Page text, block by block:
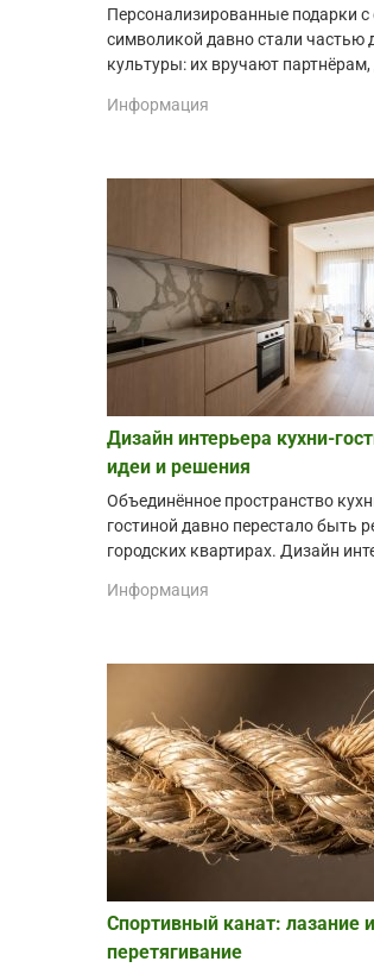
Персонализированные подарки
символикой давно стали частью
культуры: их вручают партнёрам,
Информация
Дизайн интерьера кухни-
идеи и решения
Объединённое пространство
гостиной давно перестало быть
городских квартирах. Дизайн
Информация
Спортивный канат: лазание и
перетягивание